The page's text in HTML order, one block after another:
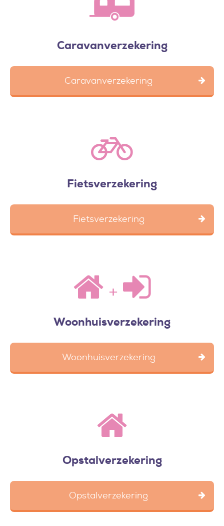
Caravanverzekering
Caravanverzekering
Fietsverzekering
Fietsverzekering
+
Woonhuisverzekering
Woonhuisverzekering
Opstalverzekering
Opstalverzekering